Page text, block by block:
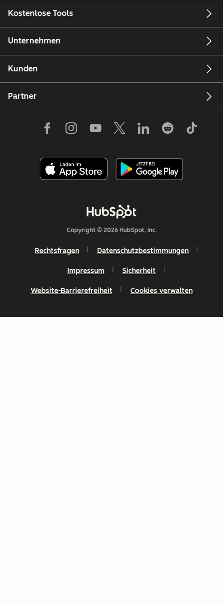
Kostenlose Tools
Unternehmen
Kunden
Partner
Copyright © 2026 HubSpot, Inc.
Rechtsfragen Datenschutzbestimmungen
Impressum Sicherheit
Website-Barrierefreiheit Cookies verwalten